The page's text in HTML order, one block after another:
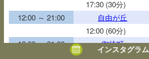
17:30 (30分)
12:00 ～ 21:00
自由が丘
12:00 (60分)
12:00 ～ 21:00
御徒町
17:30 (60分)
インスタグラム